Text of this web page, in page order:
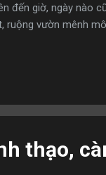
đến giờ, ngày nào
vườn mênh
vẫn có căn nhà che
thạo,